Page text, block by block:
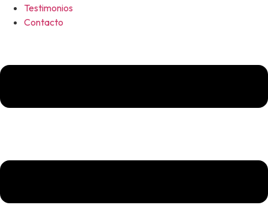
Testimonios
Contacto